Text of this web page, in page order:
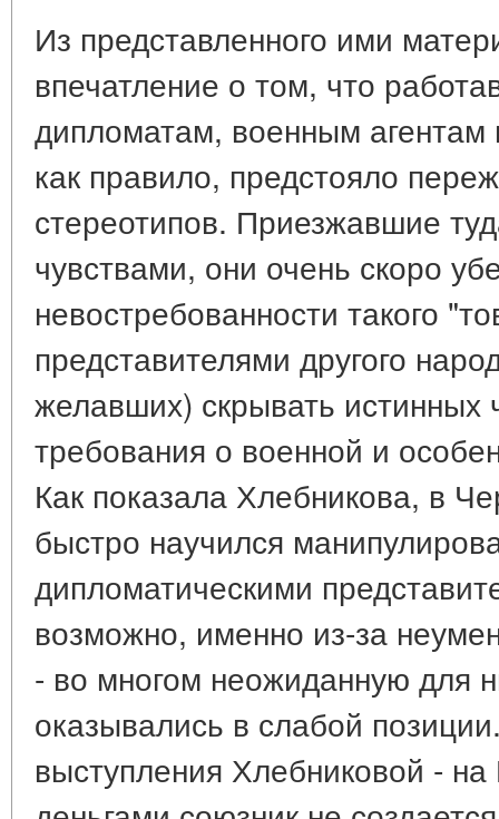
Из представленного ими
впечатление о том, что
дипломатам, военным агентам
как правило, предстояло
стереотипов. Приезжавшие
чувствами, они очень скоро
невостребованности такого
представителями другого
желавших) скрывать истинных
требования о военной и
Как показала Хлебникова, в
быстро научился
дипломатическими
возможно, именно из-за
- во многом неожиданную для
оказывались в слабой
выступления Хлебниковой -